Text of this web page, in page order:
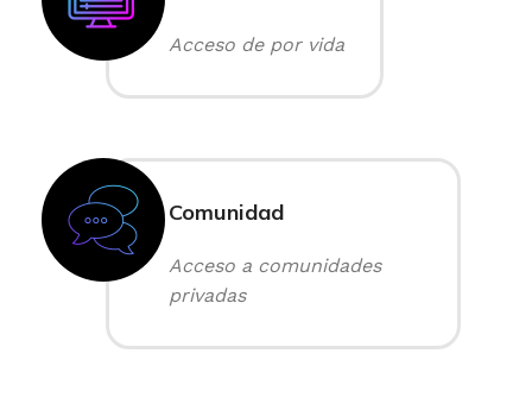
Acceso de por vida
Comunidad
Acceso a comunidades
privadas